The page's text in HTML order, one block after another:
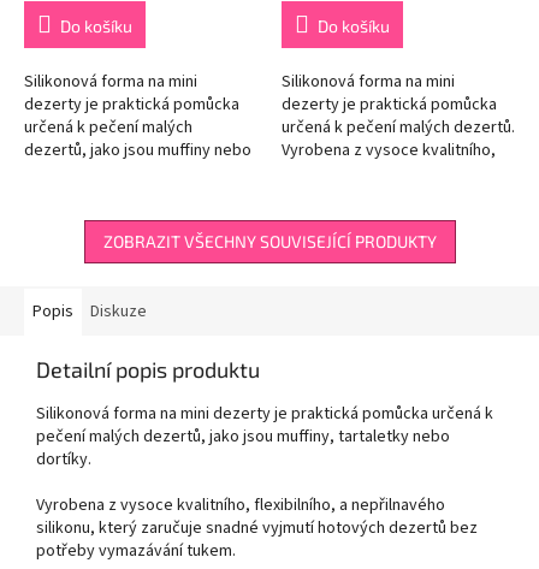
Do košíku
Silikonová forma na mini
dezerty je praktická pomůcka
určená k pečení malých
dezertů, jako jsou muffiny nebo
nepřilnavého...
Do košíku
Silikonová forma na mini
dezerty je praktická pomůcka
určená k pečení malých dezertů.
Vyrobena z vysoce kvalitního,
ZOBRAZIT VŠECHNY SOUVISEJÍCÍ PRODUKTY
Popis Diskuze
Detailní popis produktu
Silikonová forma na mini dezerty je praktická pomůcka určená k
pečení malých dezertů, jako jsou muffiny, tartaletky nebo
dortíky.
Vyrobena z vysoce kvalitního, flexibilního, a nepřilnavého
silikonu, který zaručuje snadné vyjmutí hotových dezertů bez
potřeby vymazávání tukem.